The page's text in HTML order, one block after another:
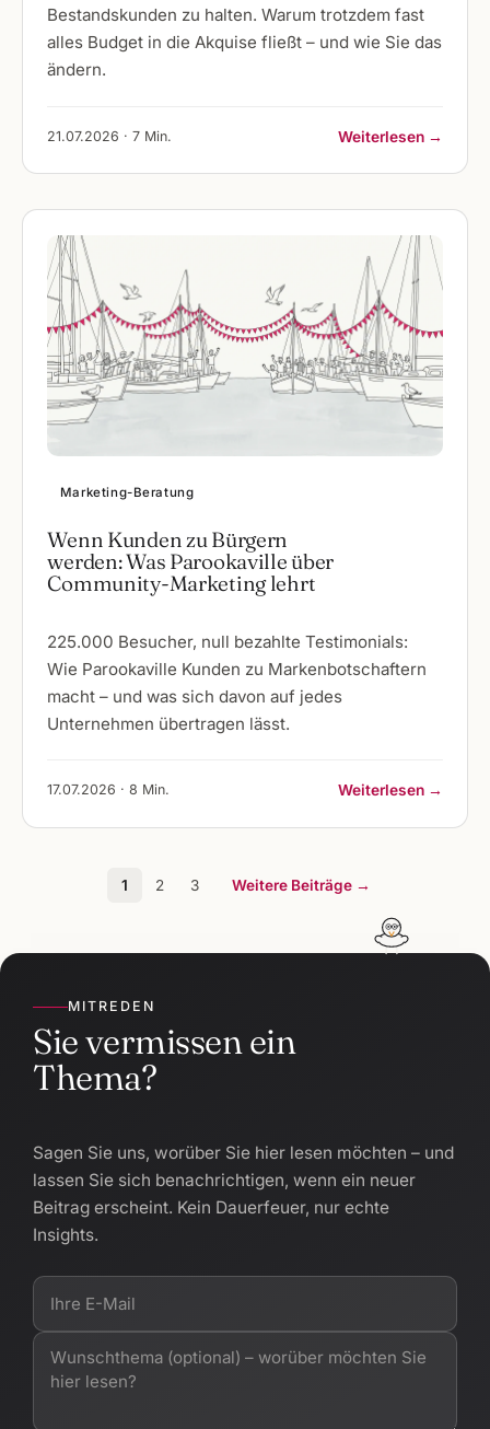
Bestandskunden zu halten. Warum trotzdem fast
alles Budget in die Akquise fließt – und wie Sie das
ändern.
21.07.2026 · 7 Min. Weiterlesen →
Marketing-Beratung
Wenn Kunden zu Bürgern
werden: Was Parookaville über
Community-Marketing lehrt
225.000 Besucher, null bezahlte Testimonials:
Wie Parookaville Kunden zu Markenbotschaftern
macht – und was sich davon auf jedes
Unternehmen übertragen lässt.
17.07.2026 · 8 Min. Weiterlesen →
1 2 3 Weitere Beiträge →
MITREDEN
Sie vermissen ein
Thema?
Sagen Sie uns, worüber Sie hier lesen möchten – und
lassen Sie sich benachrichtigen, wenn ein neuer
Beitrag erscheint. Kein Dauerfeuer, nur echte
Insights.